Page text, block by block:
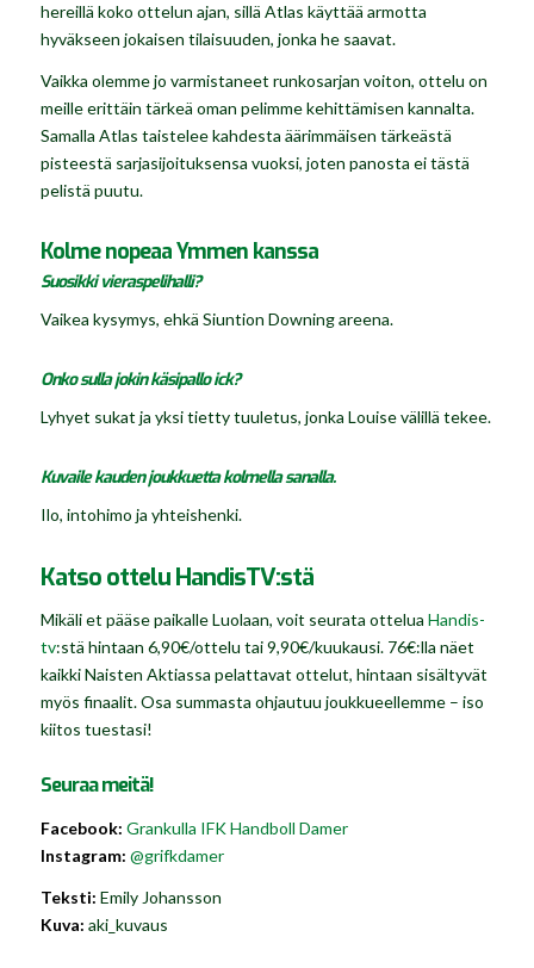
hereillä koko ottelun ajan, sillä Atlas käyttää armotta
hyväkseen jokaisen tilaisuuden, jonka he saavat.
Vaikka olemme jo varmistaneet runkosarjan voiton, ottelu on
meille erittäin tärkeä oman pelimme kehittämisen kannalta.
Samalla Atlas taistelee kahdesta äärimmäisen tärkeästä
pisteestä sarjasijoituksensa vuoksi, joten panosta ei tästä
pelistä puutu.
Kolme nopeaa Ymmen kanssa
Suosikki vieraspelihalli?
Vaikea kysymys, ehkä Siuntion Downing areena.
Onko sulla jokin käsipallo ick?
Lyhyet sukat ja yksi tietty tuuletus, jonka Louise välillä tekee.
Kuvaile kauden joukkuetta kolmella sanalla.
Ilo, intohimo ja yhteishenki.
Katso ottelu HandisTV:stä
Mikäli et pääse paikalle Luolaan, voit seurata ottelua Handis-
tv:stä hintaan 6,90€/ottelu tai 9,90€/kuukausi. 76€:lla näet
kaikki Naisten Aktiassa pelattavat ottelut, hintaan sisältyvät
myös finaalit. Osa summasta ohjautuu joukkueellemme – iso
kiitos tuestasi!
Seuraa meitä!
Facebook: Grankulla IFK Handboll Damer
Instagram: @grifkdamer
Teksti: Emily Johansson
Kuva: aki_kuvaus